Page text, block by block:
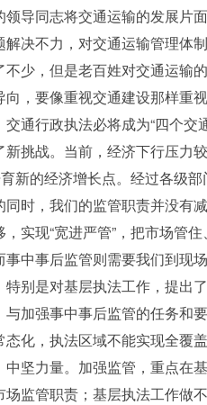
导同志将交通运输的发展片
决不力，对交通运输管理体
少，但是老百姓对交通运输
，要像重视交通建设那样重
行政执法必将成为“四个交
战。当前，经济下行压力
新的经济增长点。经过各级
时，我们的监管职责并没有
实现“宽进严管”，把市场管
中事后监管则需要我们到现
别是对基层执法工作，提出
加强事中事后监管的任务和
化，执法区域不能实现全覆
坚力量。加强监管，重点在
监管职责；基层执法工作做